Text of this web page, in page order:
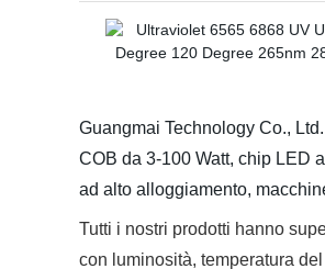
Guangmai Technology Co.,
COB da 3-100 Watt, chip LED
ad alto alloggiamento,
Tutti i nostri prodotti hanno
con luminosità, temperatura